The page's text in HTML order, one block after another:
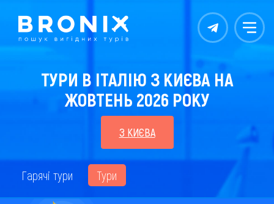
Контакты Меню
ТУРИ В ІТАЛІЮ З КИЄВА НА
ЖОВТЕНЬ 2026 РОКУ
З КИЄВА
Гарячі тури Тури